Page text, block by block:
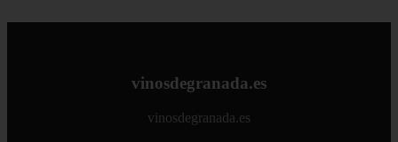
vinosdegranada.es
vinosdegranada.es